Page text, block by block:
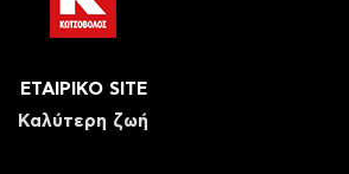
ΕΤΑΙΡΙΚΟ SITE
Καλύτερη ζωή